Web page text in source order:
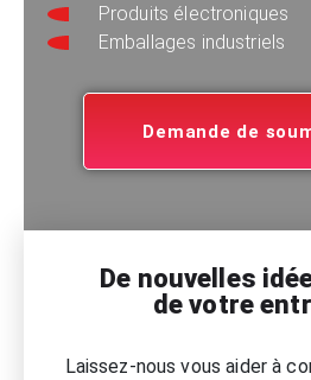
Produits électroniques
Emballages industriels
Demande de
De nouvelles
de votre
Laissez-nous vous aider à